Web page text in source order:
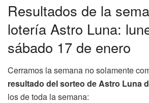
Resultados de la
lotería Astro Luna:
sábado 17 de enero
Cerramos la semana no solamente
resultado del sorteo de Astro Luna
los de toda la semana: